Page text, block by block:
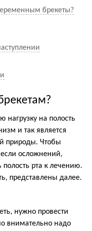
брекеты?
нагрузку на полость
и так является
природы. Чтобы
осложнений,
рта к лечению.
представлены далее.
нужно провести
внимательно надо